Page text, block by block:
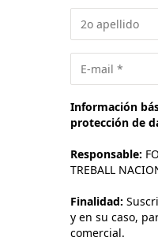
Información
protección de
Responsable:
TREBALL
Finalidad:
y en su caso,
comercial.